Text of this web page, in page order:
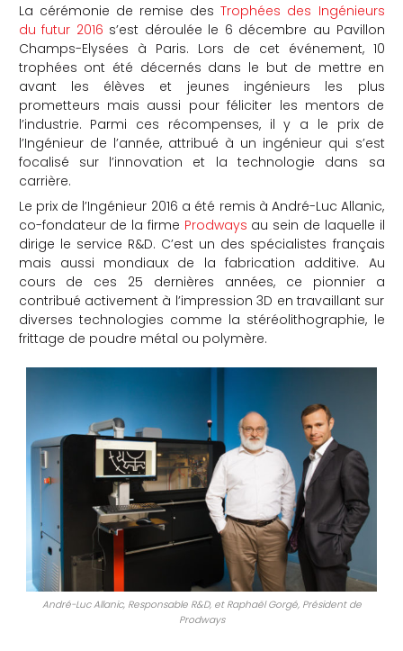
La cérémonie de remise desTrophées des Ingénieurs
du futur 2016 s’est déroulée le 6 décembre au Pavillon
Champs-Elysées à Paris. Lors de cet événement, 10
trophées ont été décernés dans le but de mettre en
avant les élèves et jeunes ingénieurs les plus
prometteurs mais aussi pour féliciter les mentors de
l’industrie. Parmi ces récompenses, il y a le prix de
l’Ingénieur de l’année, attribué à un ingénieur qui s’est
focalisé sur l’innovation et la technologie dans sa
carrière.
Le prix de l’Ingénieur 2016 a été remis à André-Luc Allanic,
co-fondateur de la firme Prodways au sein de laquelle il
dirige le service R&D. C’est un des spécialistes français
mais aussi mondiaux de la fabrication additive. Au
cours de ces 25 dernières années, ce pionnier a
contribué activement à l’impression 3D en travaillant sur
diverses technologies comme la stéréolithographie, le
frittage de poudre métal ou polymère.
André-Luc Allanic, Responsable R&D, et Raphaël Gorgé, Président de
Prodways